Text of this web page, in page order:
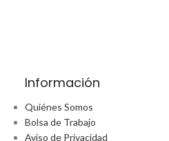
Información
Quiénes Somos
Bolsa de Trabajo
Aviso de Privacidad